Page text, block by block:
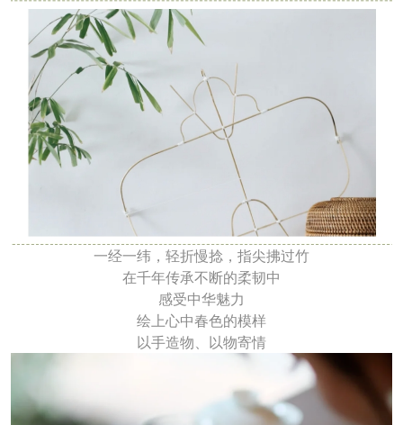
一经一纬，轻折慢捻，指尖拂过竹
在千年传承不断的柔韧中
感受中华魅力
绘上心中春色的模样
以手造物、以物寄情